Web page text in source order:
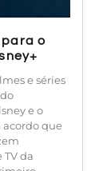
para o
e séries
e o
acordo que
TV da